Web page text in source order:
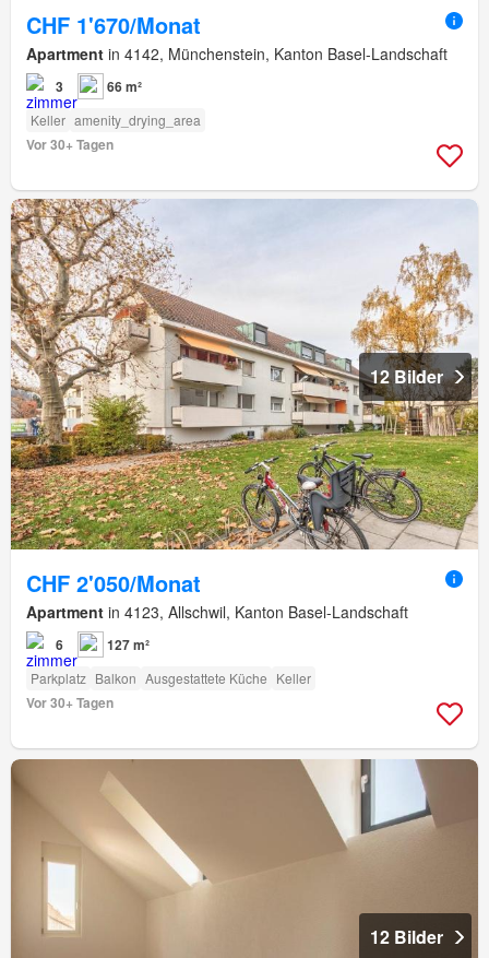
CHF 1'670/Monat
Apartment in 4142, Münchenstein, Kanton Basel-Landschaft
3 66 m²
Keller amenity_drying_area
Vor 30+ Tagen
12 Bilder
CHF 2'050/Monat
Apartment in 4123, Allschwil, Kanton Basel-Landschaft
6 127 m²
Parkplatz Balkon Ausgestattete Küche Keller
Vor 30+ Tagen
12 Bilder